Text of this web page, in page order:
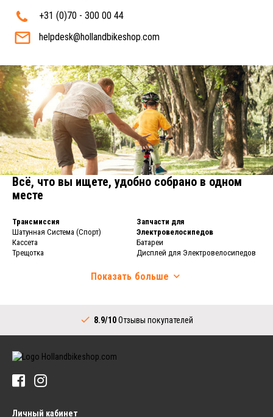
+31 (0)70 - 300 00 44
helpdesk@hollandbikeshop.com
Всё, что вы ищете, удобно собрано в одном
месте
Трансмиссия
Шатунная Система (Спорт)
Кассета
Трещотка
Переключатель передач
Шатунная Система (Город)
Шифтеры (Город)
Звезда для Планетарной Втулки
Шины
Велосипедные Шины
Ободная Лента
Запчасти для
Электровелосипедов
Батареи
Дисплей для Электровелосипедов
Электровелосипедов
Велосипедные Спицы
Задняя Втулка
Показать больше
8.9/10Отзывы покупателей
Личный кабинет